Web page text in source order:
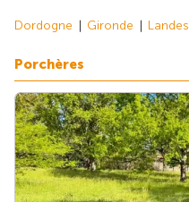
Dordogne Gironde Landes
Porchères